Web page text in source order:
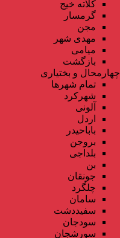
کلاته خیج
گرمسار
مجن
مهدی شهر
میامی
بازگشت
چهارمحال و بختیاری
تمام شهر‌ها
شهرکرد
آلونی
اردل
باباحیدر
بروجن
بلداجی
بن
جونقان
چلگرد
سامان
سفیددشت
سودجان
سورشجان